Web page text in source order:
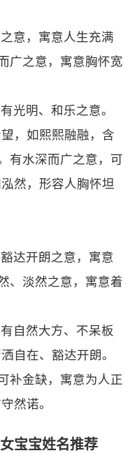
之意，寓意人生充满
广之意，寓意胸怀宽
光明、和乐之意。
，如熙熙融融，含
有水深而广之意，可
然，形容人胸怀坦
豁达开朗之意，寓意
、淡然之意，寓意着
自然大方、不呆板
自在、豁达开朗。
补金缺，寓意为人正
然诺。
宝宝姓名推荐